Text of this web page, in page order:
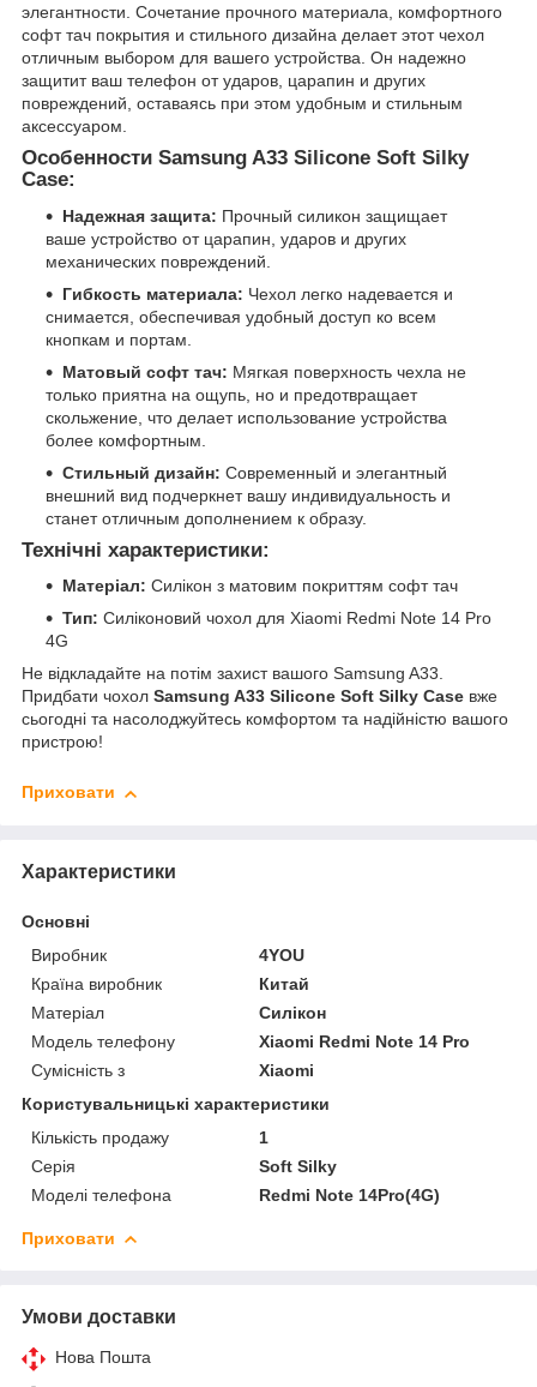
элегантности. Сочетание прочного материала, комфортного
софт тач покрытия и стильного дизайна делает этот чехол
отличным выбором для вашего устройства. Он надежно
защитит ваш телефон от ударов, царапин и других
повреждений, оставаясь при этом удобным и стильным
аксессуаром.
Особенности Samsung A33 Silicone Soft Silky
Case:
Надежная защита: Прочный силикон защищает
ваше устройство от царапин, ударов и других
механических повреждений.
Гибкость материала: Чехол легко надевается и
снимается, обеспечивая удобный доступ ко всем
кнопкам и портам.
Матовый софт тач: Мягкая поверхность чехла не
только приятна на ощупь, но и предотвращает
скольжение, что делает использование устройства
более комфортным.
Стильный дизайн: Современный и элегантный
внешний вид подчеркнет вашу индивидуальность и
станет отличным дополнением к образу.
Технічні характеристики:
Матеріал: Силікон з матовим покриттям софт тач
Тип: Силіконовий чохол для Xiaomi Redmi Note 14 Pro
4G
Не відкладайте на потім захист вашого Samsung A33.
Придбати чохол Samsung A33 Silicone Soft Silky Case вже
сьогодні та насолоджуйтесь комфортом та надійністю вашого
пристрою!
Приховати
Характеристики
Основні
Виробник
4YOU
Країна виробник
Китай
Матеріал
Силікон
Модель телефону
Xiaomi Redmi Note 14 Pro
Сумісність з
Xiaomi
Користувальницькі характеристики
Кількість продажу
1
Серія
Soft Silky
Моделі телефона
Redmi Note 14Pro(4G)
Приховати
Умови доставки
Нова Пошта